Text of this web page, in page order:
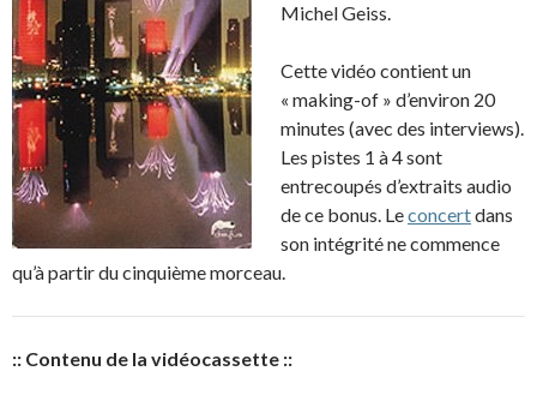
Michel Geiss.
Cette vidéo contient un
« making-of » d’environ 20
minutes (avec des interviews).
Les pistes 1 à 4 sont
entrecoupés d’extraits audio
de ce bonus. Leconcertdans
son intégrité ne commence
qu’à partir du cinquième morceau.
:: Contenu de la vidéocassette ::